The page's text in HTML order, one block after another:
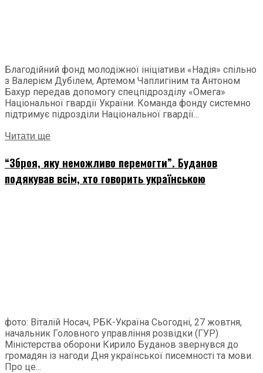
Благодійний фонд молодіжної ініціативи «Надія» спільно
з Валерієм Дубілем, Артемом Чаплигіним та Антоном
Бахур передав допомогу спецпідрозділу «Омега»
Національної гвардії України. Команда фонду системно
підтримує підрозділи Національної гвардії...
Читати ще
“Зброя, яку неможливо перемогти”. Буданов
подякував всім, хто говорить українською
фото: Віталій Носач, РБК-Україна Сьогодні, 27 жовтня,
начальник Головного управління розвідки (ГУР)
Міністерства оборони Кирило Буданов звернувся до
громадян із нагоди Дня української писемності та мови.
Про це...